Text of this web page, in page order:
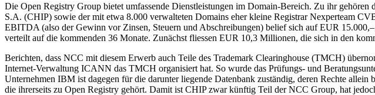
Die Open Registry Group bietet umfassende Dienstleistungen im Domain-Bereich. Zu ihr
S.A. (CHIP) sowie der mit etwa 8.000 verwalteten Domains eher kleine Registrar Nexperteam
EBITDA (also der Gewinn vor Zinsen, Steuern und Abschreibungen) belief sich auf EUR
verteilt auf die kommenden 36 Monate. Zunächst fliessen EUR 10,3 Millionen, die sich in den
Berichten, dass NCC mit diesem Erwerb auch Teile des Trademark Clearinghouse (TMCH)
Internet-Verwaltung ICANN das TMCH organisiert hat. So wurde das Prüfungs- und
Unternehmen IBM ist dagegen für die darunter liegende Datenbank zuständig, deren Rechte
die ihrerseits zu Open Registry gehört. Damit ist CHIP zwar künftig Teil der NCC Group, hat